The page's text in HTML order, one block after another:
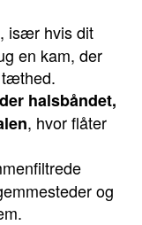
, især hvis dit
en kam, der
halsbåndet,
, hvor flåter
og